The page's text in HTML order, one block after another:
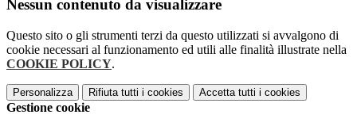
Nessun contenuto da visualizzare
Questo sito o gli strumenti terzi da questo utilizzati si avvalgono di
cookie necessari al funzionamento ed utili alle finalità illustrate nella
COOKIE POLICY.
Personalizza Rifiuta tutti i cookies Accetta tutti i cookies
Gestione cookie